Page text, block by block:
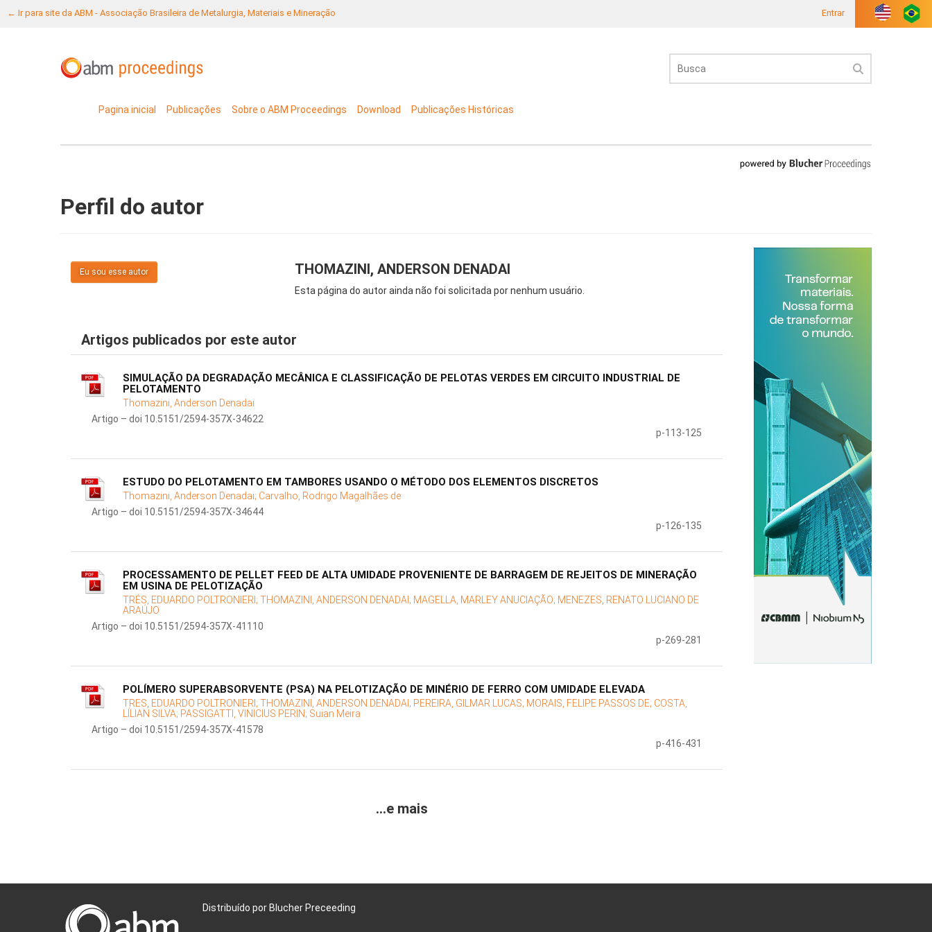
← Ir para site da ABM - Associação Brasileira de Metalurgia, Materiais e Mineração Entrar
Pagina inicial Publicações Sobre o ABM Proceedings Download Publicações Históricas
Perfil do autor
Eu sou esse autor THOMAZINI, ANDERSON DENADAI
Esta página do autor ainda não foi solicitada por nenhum usuário.
Artigos publicados por este autor
SIMULAÇÃO DA DEGRADAÇÃO MECÂNICA E CLASSIFICAÇÃO DE PELOTAS VERDES EM CIRCUITO INDUSTRIAL DE
PELOTAMENTO
Thomazini, Anderson Denadai
Artigo – doi 10.5151/2594-357X-34622
p-113-125
ESTUDO DO PELOTAMENTO EM TAMBORES USANDO O MÉTODO DOS ELEMENTOS DISCRETOS
Thomazini, Anderson Denadai; Carvalho, Rodrigo Magalhães de
Artigo – doi 10.5151/2594-357X-34644
p-126-135
PROCESSAMENTO DE PELLET FEED DE ALTA UMIDADE PROVENIENTE DE BARRAGEM DE REJEITOS DE MINERAÇÃO
EM USINA DE PELOTIZAÇÃO
TRÉS, EDUARDO POLTRONIERI; THOMAZINI, ANDERSON DENADAI; MAGELLA, MARLEY ANUCIAÇÃO; MENEZES, RENATO LUCIANO DE
ARAÚJO
Artigo – doi 10.5151/2594-357X-41110
p-269-281
POLÍMERO SUPERABSORVENTE (PSA) NA PELOTIZAÇÃO DE MINÉRIO DE FERRO COM UMIDADE ELEVADA
TRES, EDUARDO POLTRONIERI; THOMAZINI, ANDERSON DENADAI; PEREIRA, GILMAR LUCAS; MORAIS, FELIPE PASSOS DE; COSTA,
LÍLIAN SILVA; PASSIGATTI, VINICIUS PERIN; Suian Meira
Artigo – doi 10.5151/2594-357X-41578
p-416-431
...e mais
Distribuído por Blucher Preceeding